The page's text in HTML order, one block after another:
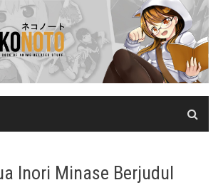
Inori Minase Berjudul